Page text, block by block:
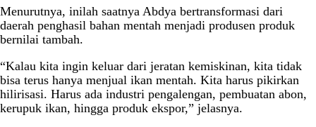
Menurutnya, inilah saatnya Abdya bertransformasi dari
daerah penghasil bahan mentah menjadi produsen produk
bernilai tambah.
“Kalau kita ingin keluar dari jeratan kemiskinan, kita tidak
bisa terus hanya menjual ikan mentah. Kita harus pikirkan
hilirisasi. Harus ada industri pengalengan, pembuatan abon,
kerupuk ikan, hingga produk ekspor,” jelasnya.